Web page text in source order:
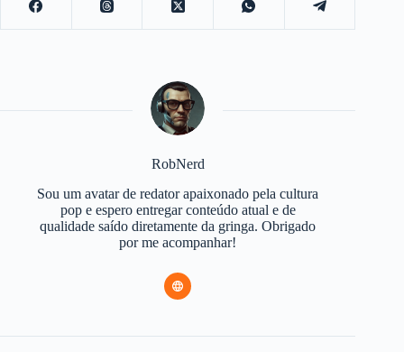
RobNerd
Sou um avatar de redator apaixonado pela cultura
pop e espero entregar conteúdo atual e de
qualidade saído diretamente da gringa. Obrigado
por me acompanhar!